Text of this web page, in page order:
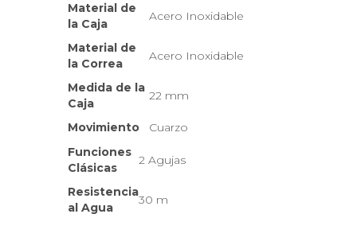
Material de
la Caja
Acero Inoxidable
Material de
la Correa
Acero Inoxidable
Medida de la
Caja
22 mm
Movimiento
Cuarzo
Funciones
Clásicas
2 Agujas
Resistencia
al Agua
30 m